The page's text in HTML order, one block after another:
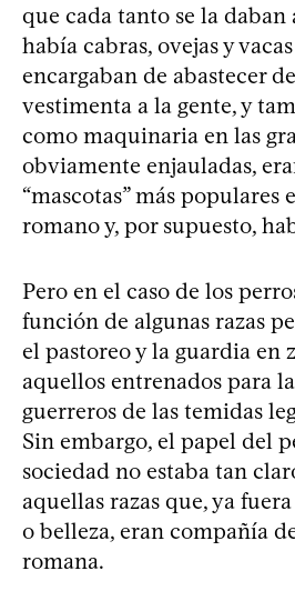
que cada tanto se la
había cabras, ovejas y
encargaban de abastecer
vestimenta a la gente, y
como maquinaria en las
obviamente enjauladas,
“mascotas” más populares
romano y, por supuesto,
Pero en el caso de los
función de algunas razas
el pastoreo y la guardia en
aquellos entrenados para
guerreros de las temidas
Sin embargo, el papel del
sociedad no estaba tan
aquellas razas que, ya
o belleza, eran compañía
romana.